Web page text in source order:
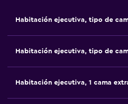
Habitación ejecutiva, tipo de
Habitación ejecutiva, tipo de
Habitación ejecutiva, 1 cama